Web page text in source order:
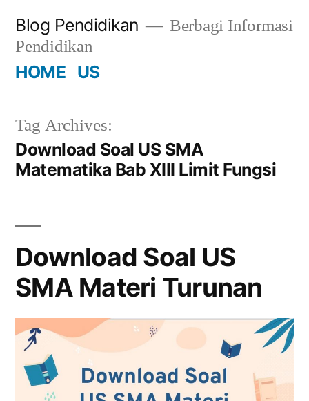
content
Blog Pendidikan
Berbagi Informasi
Pendidikan
HOME US
Tag Archives:
Download Soal US SMA
Matematika Bab XIII Limit Fungsi
Download Soal US
SMA Materi Turunan